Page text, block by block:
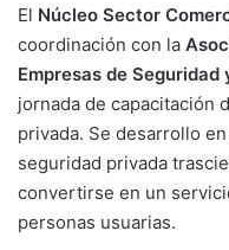
El Núcleo Sector
coordinación con la
Empresas de Seguridad
jornada de capacitación
privada. Se desarrollo
seguridad privada
convertirse en un
personas usuarias.